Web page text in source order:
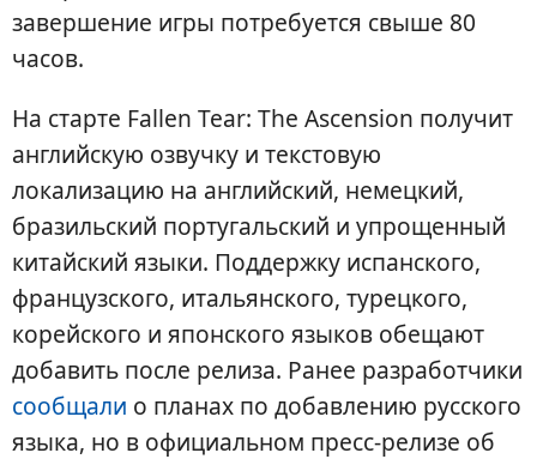
завершение игры потребуется свыше 80
часов.
На старте Fallen Tear: The Ascension получит
английскую озвучку и текстовую
локализацию на английский, немецкий,
бразильский португальский и упрощенный
китайский языки. Поддержку испанского,
французского, итальянского, турецкого,
корейского и японского языков обещают
добавить после релиза. Ранее разработчики
сообщали о планах по добавлению русского
языка, но в официальном пресс-релизе об